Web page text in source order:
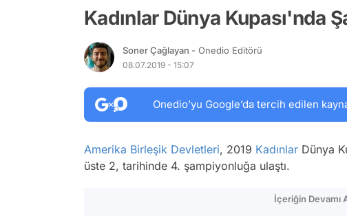
Kadınlar Dünya Kupası'nda
Soner Çağlayan - Onedio Editörü
08.07.2019 - 15:07
Onedio’yu Google’da tercih edilen
Amerika Birleşik Devletleri, 2019 Kadınlar Dünya
üste 2, tarihinde 4. şampiyonluğa ulaştı.
İçeriğin Devamı